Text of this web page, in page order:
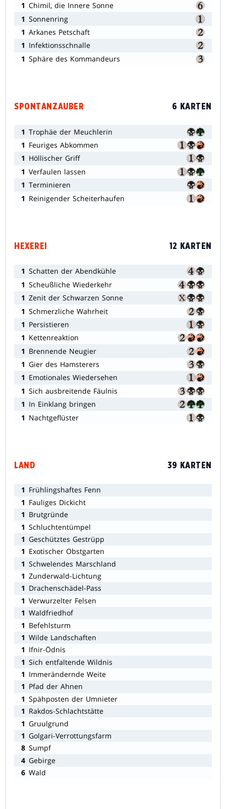
1 Chimil, die Innere Sonne
1 Sonnenring
1 Arkanes Petschaft
1 Infektionsschnalle
1 Sphäre des Kommandeurs
SPONTANZAUBER 6 KARTEN
1 Trophäe der Meuchlerin
1 Feuriges Abkommen
1 Höllischer Griff
1 Verfaulen lassen
1 Terminieren
1 Reinigender Scheiterhaufen
HEXEREI 12 KARTEN
1 Schatten der Abendkühle
1 Scheußliche Wiederkehr
1 Zenit der Schwarzen Sonne
1 Schmerzliche Wahrheit
1 Persistieren
1 Kettenreaktion
1 Brennende Neugier
1 Gier des Hamsterers
1 Emotionales Wiedersehen
1 Sich ausbreitende Fäulnis
1 In Einklang bringen
1 Nachtgeflüster
LAND 39 KARTEN
1 Frühlingshaftes Fenn
1 Fauliges Dickicht
1 Brutgründe
1 Schluchtentümpel
1 Geschütztes Gestrüpp
1 Exotischer Obstgarten
1 Schwelendes Marschland
1 Zunderwald-Lichtung
1 Drachenschädel-Pass
1 Verwurzelter Felsen
1 Waldfriedhof
1 Befehlsturm
1 Wilde Landschaften
1 Ifnir-Ödnis
1 Sich entfaltende Wildnis
1 Immerändernde Weite
1 Pfad der Ahnen
1 Spähposten der Umnieter
1 Rakdos-Schlachtstätte
1 Gruulgrund
1 Golgari-Verrottungsfarm
8 Sumpf
4 Gebirge
6 Wald